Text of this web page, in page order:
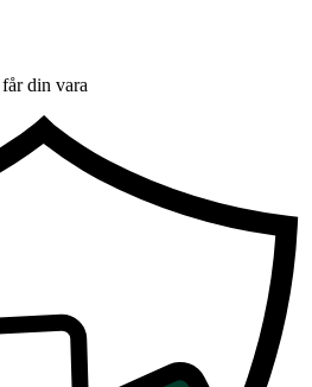
din vara